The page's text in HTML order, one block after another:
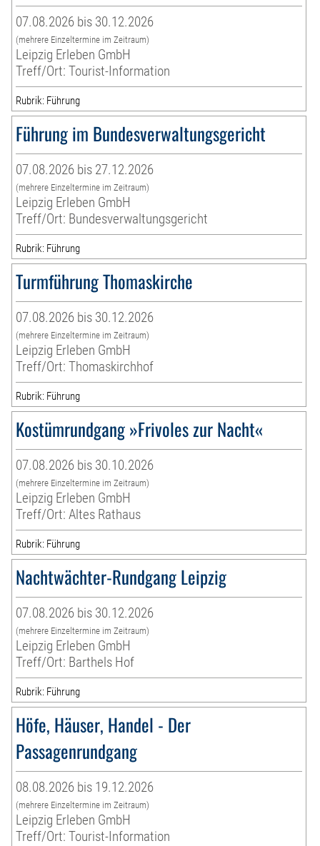
07.08.2026 bis 30.12.2026
(mehrere Einzeltermine im Zeitraum)
Leipzig Erleben GmbH
Treff/Ort: Tourist-Information
Rubrik: Führung
Führung im Bundesverwaltungsgericht
07.08.2026 bis 27.12.2026
(mehrere Einzeltermine im Zeitraum)
Leipzig Erleben GmbH
Treff/Ort: Bundesverwaltungsgericht
Rubrik: Führung
Turmführung Thomaskirche
07.08.2026 bis 30.12.2026
(mehrere Einzeltermine im Zeitraum)
Leipzig Erleben GmbH
Treff/Ort: Thomaskirchhof
Rubrik: Führung
Kostümrundgang »Frivoles zur Nacht«
07.08.2026 bis 30.10.2026
(mehrere Einzeltermine im Zeitraum)
Leipzig Erleben GmbH
Treff/Ort: Altes Rathaus
Rubrik: Führung
Nachtwächter-Rundgang Leipzig
07.08.2026 bis 30.12.2026
(mehrere Einzeltermine im Zeitraum)
Leipzig Erleben GmbH
Treff/Ort: Barthels Hof
Rubrik: Führung
Höfe, Häuser, Handel - Der
Passagenrundgang
08.08.2026 bis 19.12.2026
(mehrere Einzeltermine im Zeitraum)
Leipzig Erleben GmbH
Treff/Ort: Tourist-Information